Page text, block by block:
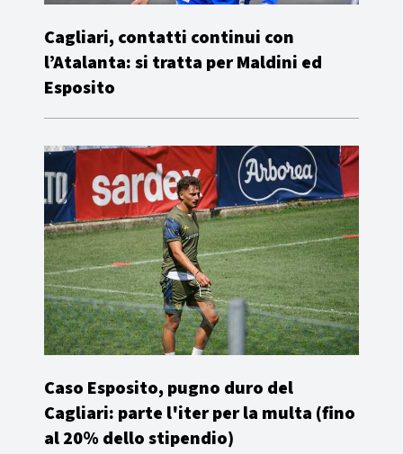
Cagliari, contatti continui con
l’Atalanta: si tratta per Maldini ed
Esposito
Caso Esposito, pugno duro del
Cagliari: parte l'iter per la multa (fino
al 20% dello stipendio)